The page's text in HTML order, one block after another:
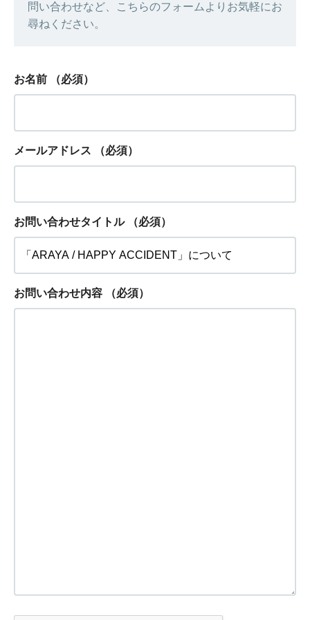
問い合わせなど、こちらのフォームよりお気軽にお
尋ねください。
お名前 （必須）
メールアドレス （必須）
お問い合わせタイトル （必須）
お問い合わせ内容 （必須）